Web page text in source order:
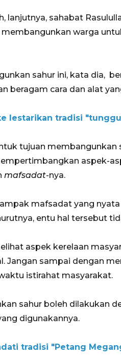
lanjutnya, sahabat
warga
sahur ini, kata dia,
beragam cara dan alat
lestarikan tradisi
tujuan membangunkan
aspek-
mafsadat-nya.
mafsadat yang
entu hal tersebut
aspek kerelaan
Jangan sampai dengan
istirahat masyarakat.
sahur boleh dilakukan
digunakannya.
tradisi "Petang
9 Juli